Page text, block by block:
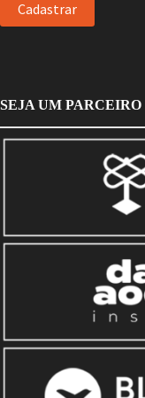
SEJA UM PARCEIRO